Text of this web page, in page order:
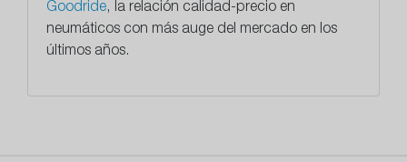
Goodride, la relación calidad-precio en
neumáticos con más auge del mercado en los
últimos años.